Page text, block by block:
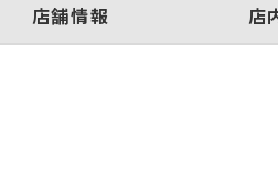
店舗情報 店